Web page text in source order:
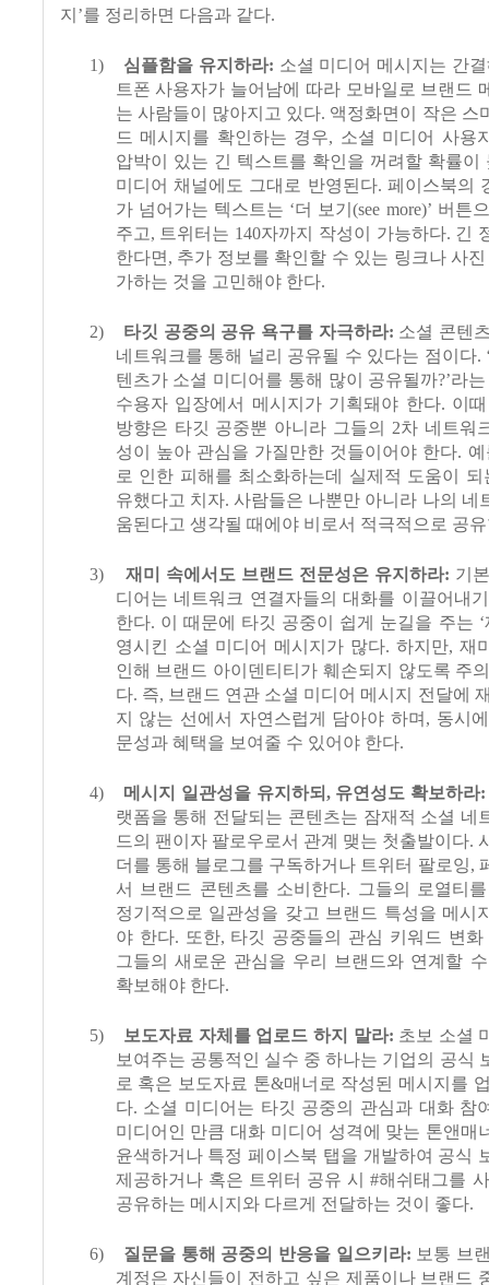
지 ’를 정리하면 다음과 같다.
1) 심플함을 유지하라: 소셜 미디어 메시지는 간
트폰 사용자가 늘어남에 따라 모바일로 브랜드
는 사람들이 많아지고 있다. 액정화면이 작은 스
드 메시지를 확인하는 경우, 소셜 미디어 사용
압박이 있는 긴 텍스트를 확인을 꺼려할 확률이
미디어 채널에도 그대로 반영된다.페이스북의
가 넘어가는 텍스트는 ‘더 보기(see more)’ 버튼
주고, 트위터는 140자까지 작성이 가능하다. 긴
한다면, 추가 정보를 확인할 수 있는 링크나 사
가하는 것을 고민해야 한다.
2) 타깃 공중의 공유 욕구를 자극하라: 소셜 콘텐
네트워크를 통해 널리 공유될 수 있다는 점이다.
텐츠가 소셜 미디어를 통해 많이 공유될까?’라
수용자 입장에서 메시지가 기획돼야 한다. 이
방향은 타깃 공중뿐 아니라 그들의2차 네트워
성이 높아 관심을 가질만한 것들이어야 한다.
로 인한 피해를 최소화하는데 실제적 도움이
유했다고 치자. 사람들은 나뿐만 아니라 나의 네
움된다고 생각될 때에야 비로서 적극적으로 공
3) 재미 속에서도 브랜드 전문성은 유지하라: 기
디어는 네트워크 연결자들의 대화를 이끌어내
한다. 이 때문에 타깃 공중이 쉽게 눈길을 주는 ‘
영시킨 소셜 미디어 메시지가 많다.하지만,재
인해 브랜드 아이덴티티가 훼손되지 않도록 주
다. 즉, 브랜드 연관 소셜 미디어 메시지 전달에
지 않는 선에서 자연스럽게 담아야 하며 , 동시
문성과 혜택을 보여줄 수 있어야 한다.
4) 메시지 일관성을 유지하되 , 유연성도 확보하라
랫폼을 통해 전달되는 콘텐츠는 잠재적 소셜 네
드의 팬이자 팔로우로서 관계 맺는 첫출발이다.
더를 통해 블로그를 구독하거나 트위터 팔로잉,
서 브랜드 콘텐츠를 소비한다. 그들의 로열티
정기적으로 일관성을 갖고 브랜드 특성을 메시
야 한다. 또한, 타깃 공중들의 관심 키워드 변
그들의 새로운 관심을 우리 브랜드와 연계할
확보해야 한다.
5) 보도자료 자체를 업로드 하지 말라: 초보 소셜
보여주는 공통적인 실수 중 하나는 기업의 공식
로 혹은 보도자료 톤&매너로 작성된 메시지를
다. 소셜 미디어는 타깃 공중의 관심과 대화 참
미디어인 만큼 대화 미디어 성격에 맞는 톤앤매
윤색하거나 특정 페이스북 탭을 개발하여 공식
제공하거나 혹은 트위터 공유 시
#해쉬태그를
공유하는 메시지와 다르게 전달하는 것이 좋다.
6) 질문을 통해 공중의 반응을 일으키라: 보통 브
계정은 자신들이 전하고 싶은 제품이나 브랜드